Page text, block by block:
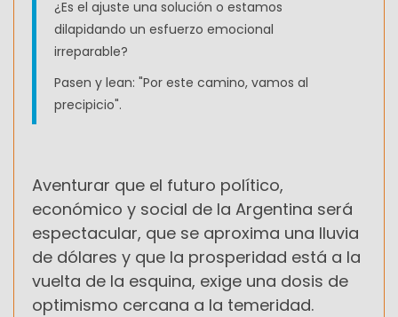
¿Es el ajuste una solución o estamos
dilapidando un esfuerzo emocional
irreparable?
Pasen y lean: "Por este camino, vamos al
precipicio".
Aventurar que el futuro político,
económico y social de la Argentina será
espectacular, que se aproxima una lluvia
de dólares y que la prosperidad está a la
vuelta de la esquina, exige una dosis de
optimismo cercana a la temeridad.